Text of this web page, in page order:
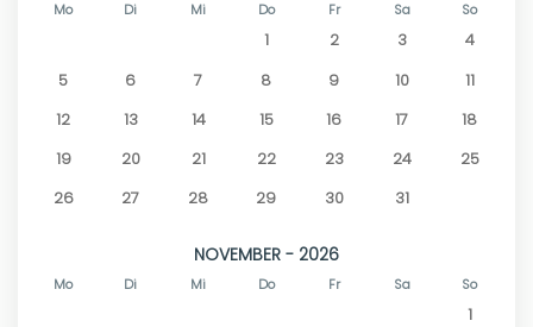
Mo Di Mi Do Fr Sa So
1 2 3
4
5
6 7 8 9 10
11
12
13 14 15 16 17
18
19
20 21 22 23 24
25
26
27 28 29 30 31
NOVEMBER - 2026
Mo Di Mi Do Fr Sa So
1